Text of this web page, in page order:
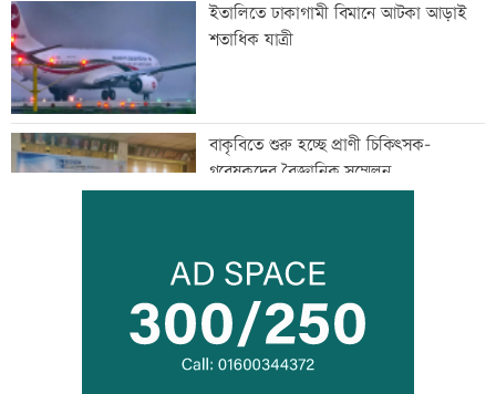
ইতালিতে ঢাকাগামী বিমানে আটকা আড়াই
শতাধিক যাত্রী
বাকৃবিতে শুরু হচ্ছে প্রাণী চিকিৎসক-
গবেষকদের বৈজ্ঞানিক সম্মেলন
বন্দরে বিস্ফোরণে একই পরিবারের ৩ জন দগ্ধ